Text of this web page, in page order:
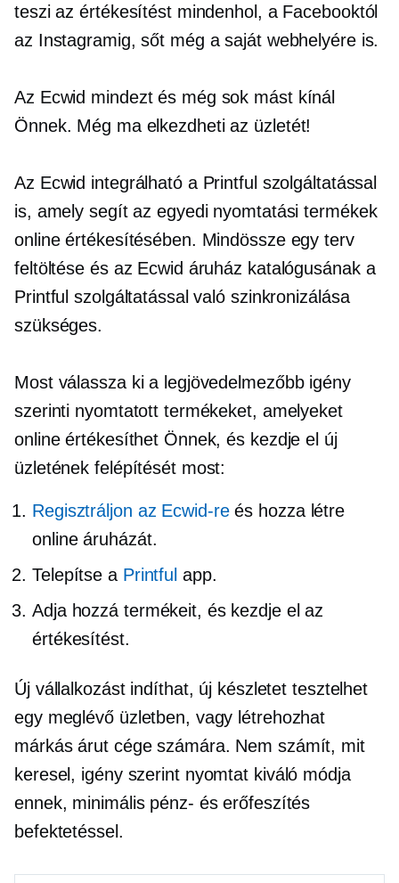
teszi az értékesítést mindenhol, a Facebooktól
az Instagramig, sőt még a saját webhelyére is.
Az Ecwid mindezt és még sok mást kínál
Önnek. Még ma elkezdheti az üzletét!
Az Ecwid integrálható a Printful szolgáltatással
is, amely segít az egyedi nyomtatási termékek
online értékesítésében. Mindössze egy terv
feltöltése és az Ecwid áruház katalógusának a
Printful szolgáltatással való szinkronizálása
szükséges.
Most válassza ki a legjövedelmezőbb igény
szerinti nyomtatott termékeket, amelyeket
online értékesíthet Önnek, és kezdje el új
üzletének felépítését most:
Regisztráljon az Ecwid-reés hozza létre
online áruházát.
Telepítse a Printful app.
Adja hozzá termékeit, és kezdje el az
értékesítést.
Új vállalkozást indíthat, új készletet tesztelhet
egy meglévő üzletben, vagy létrehozhat
márkás árut cége számára. Nem számít, mit
keresel, igény szerint nyomtat kiváló módja
ennek, minimális pénz- és erőfeszítés
befektetéssel.